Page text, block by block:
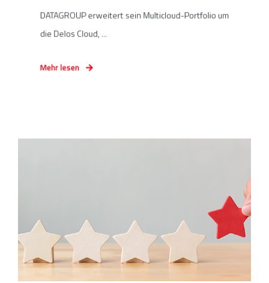
DATAGROUP erweitert sein Multicloud-Portfolio um
die Delos Cloud, ...
Mehr lesen